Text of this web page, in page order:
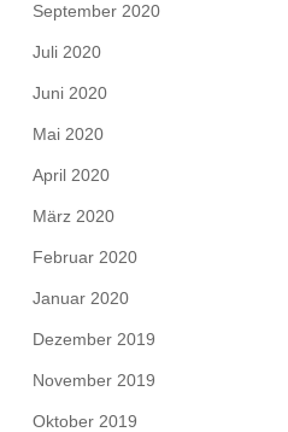
September 2020
Juli 2020
Juni 2020
Mai 2020
April 2020
März 2020
Februar 2020
Januar 2020
Dezember 2019
November 2019
Oktober 2019